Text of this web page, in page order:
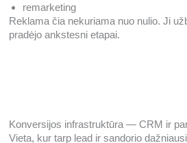
remarketing
Reklama čia nekuriama nuo nulio. Ji
pradėjo ankstesni etapai.
Konversijos infrastruktūra — CRM ir
Vieta, kur tarp lead ir sandorio